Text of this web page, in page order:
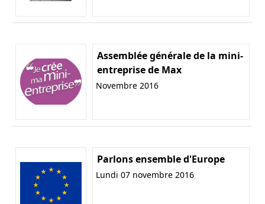
Assemblée générale de la mini-
entreprise de Max
Novembre 2016
Parlons ensemble d'Europe
Lundi 07 novembre 2016